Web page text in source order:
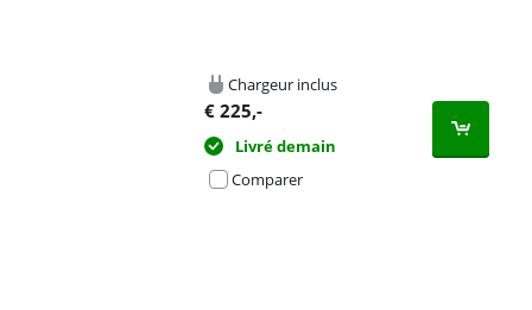
Chargeur inclus
€ 225,-
Livré demain
Comparer